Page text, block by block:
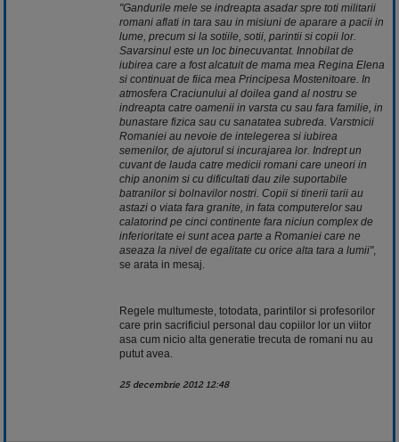
"Gandurile mele se indreapta asadar spre toti militarii
romani aflati in tara sau in misiuni de aparare a pacii in
lume, precum si la sotiile, sotii, parintii si copii lor.
Savarsinul este un loc binecuvantat. Innobilat de
iubirea care a fost alcatuit de mama mea Regina Elena
si continuat de fiica mea Principesa Mostenitoare. In
atmosfera Craciunului al doilea gand al nostru se
indreapta catre oamenii in varsta cu sau fara familie, in
bunastare fizica sau cu sanatatea subreda. Varstnicii
Romaniei au nevoie de intelegerea si iubirea
semenilor, de ajutorul si incurajarea lor. Indrept un
cuvant de lauda catre medicii romani care uneori in
chip anonim si cu dificultati dau zile suportabile
batranilor si bolnavilor nostri. Copii si tinerii tarii au
astazi o viata fara granite, in fata computerelor sau
calatorind pe cinci continente fara niciun complex de
inferioritate ei sunt acea parte a Romaniei care ne
aseaza la nivel de egalitate cu orice alta tara a lumii",
se arata in mesaj.
Regele multumeste, totodata, parintilor si profesorilor
care prin sacrificiul personal dau copiilor lor un viitor
asa cum nicio alta generatie trecuta de romani nu au
putut avea.
25 decembrie 2012 12:48